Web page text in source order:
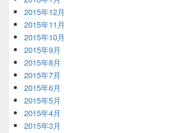
2015年12月
2015年11月
2015年10月
2015年9月
2015年8月
2015年7月
2015年6月
2015年5月
2015年4月
2015年3月